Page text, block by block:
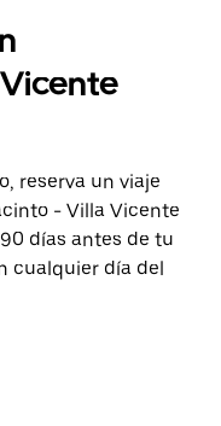
reserva un viaje
- Villa Vicente
días antes de tu
cualquier día del